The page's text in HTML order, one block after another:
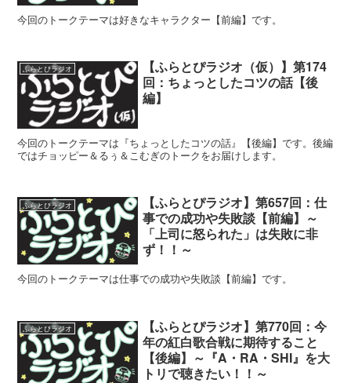
今回のトークテーマは好きなキャラクター【前編】です。
ふらとぴラジオ
【ふらとぴラジオ（仮）】第174
回：ちょっとしたコツの話【後
編】
今回のトークテーマは『ちょっとしたコツの話』【後編】です。後編
ではチョッピー＆るぅ＆こむぎのトークをお届けします。
ふらとぴラジオ
【ふらとぴラジオ】第657回：仕
事での成功や失敗談【前編】～
「上司に怒られた」は失敗に非
ず！！～
今回のトークテーマは仕事での成功や失敗談【前編】です。
ふらとぴラジオ
【ふらとぴラジオ】第770回：今
年の紅白歌合戦に期待すること
【後編】～『A・RA・SHI』を大
トリで聴きたい！！～